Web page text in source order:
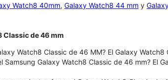
Watch8 40mm, Galaxy Watch8 44 mm y
Classic de 46 mm
Watch8 Classic de 46 MM? El Galaxy
Samsung Galaxy Watch8 Classic de 46 mm? El